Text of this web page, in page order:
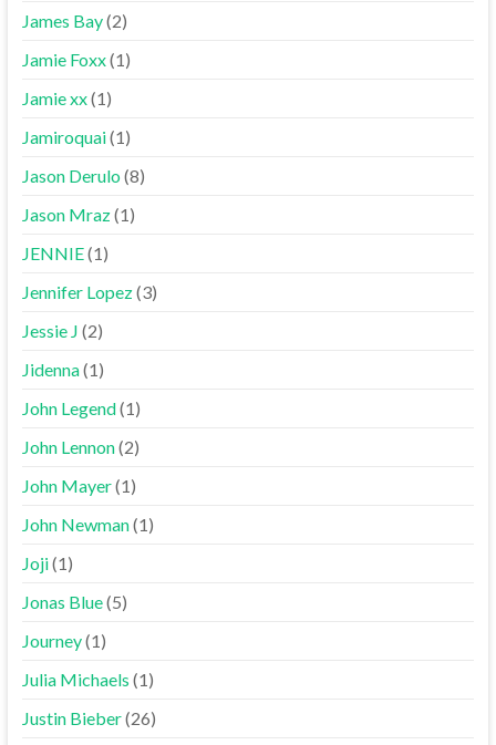
James Bay(2)
Jamie Foxx(1)
Jamie xx(1)
Jamiroquai(1)
Jason Derulo(8)
Jason Mraz(1)
JENNIE(1)
Jennifer Lopez(3)
Jessie J (2)
Jidenna(1)
John Legend(1)
John Lennon(2)
John Mayer(1)
John Newman(1)
Joji(1)
Jonas Blue(5)
Journey(1)
Julia Michaels (1)
Justin Bieber(26)